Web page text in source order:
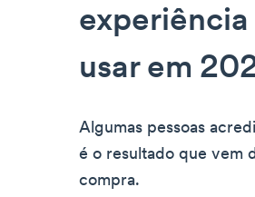
usar em
Algumas pessoas
é o resultado que vem
compra.